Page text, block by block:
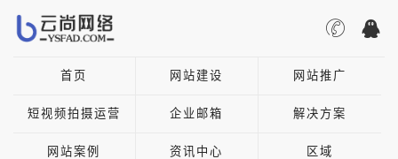
首页 网站建设 网站推广
短视频拍摄运营 企业邮箱 解决方案
网站案例 资讯中心 区域